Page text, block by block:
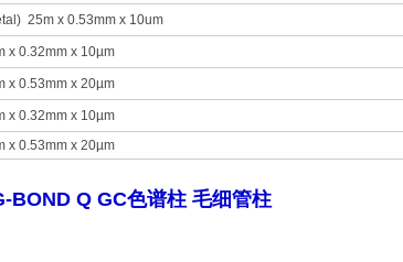
25m x 0.53mm x 10um
x 0.32mm x 10µm
x 0.53mm x 20µm
x 0.32mm x 10µm
x 0.53mm x 20µm
BOND Q GC色谱柱 毛细管柱